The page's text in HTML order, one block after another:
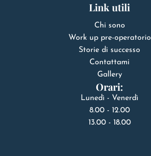
Link utili
Chi sono
Work up pre-operatorio
Storie di successo
Contattami
Gallery
Orari:
Lunedì - Venerdì
8.00 - 12.00
13.00 - 18.00